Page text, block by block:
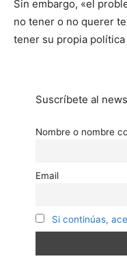
Sin embargo, «el
no tener o no querer
tener su propia
Suscríbete al
Nombre o nombre
Email
Si continúas,